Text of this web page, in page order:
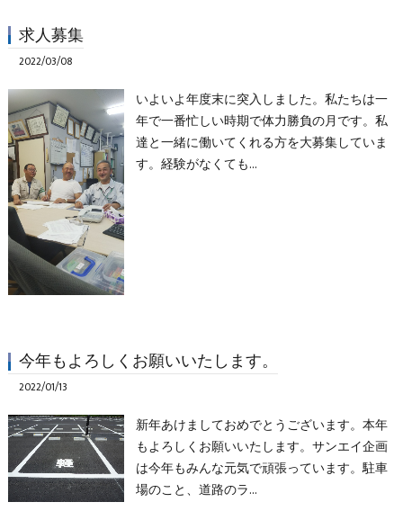
求人募集
2022/03/08
いよいよ年度末に突入しました。私たちは一
年で一番忙しい時期で体力勝負の月です。私
達と一緒に働いてくれる方を大募集していま
す。経験がなくても…
今年もよろしくお願いいたします。
2022/01/13
新年あけましておめでとうございます。本年
もよろしくお願いいたします。サンエイ企画
は今年もみんな元気で頑張っています。駐車
場のこと、道路のラ…